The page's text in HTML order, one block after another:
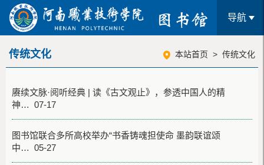
导航
传统文化 本站首页 > 传统文化
赓续文脉·阅听经典 | 读《古文观止》，参透中国人的精
神… 07-17
图书馆联合多所高校举办“书香铸魂担使命 墨韵联谊颂
中… 05-27